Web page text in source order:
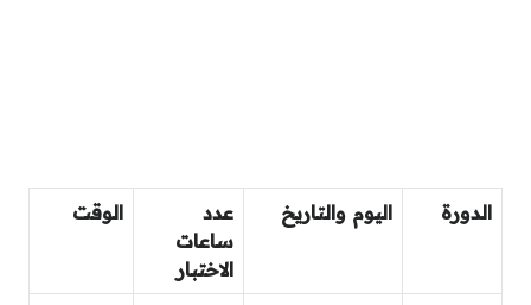
الدورة اليوم والتاريخ
عدد
ساعات
الاختبار
الوقت